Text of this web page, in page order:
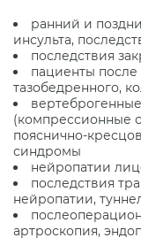
ранний и
инсульта,
последствия
пациенты
тазобедренного,
(компрессионные
пояснично-
синдромы
нейропатии
последствия
нейропатии,
артроскопия,